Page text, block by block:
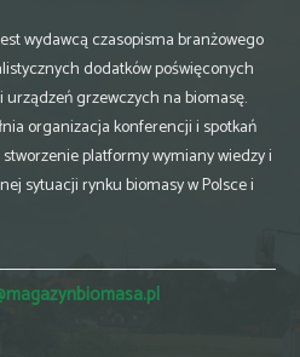
wydawcą czasopisma branżowego
dodatków poświęconych
grzewczych na biomasę.
organizacja konferencji i spotkań
platformy wymiany wiedzy i
sytuacji rynku biomasy w Polsce i